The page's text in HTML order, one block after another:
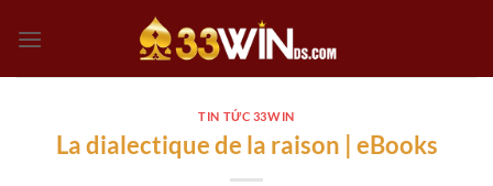
đến
TIN TỨC 33WIN
La dialectique de la raison | eBooks